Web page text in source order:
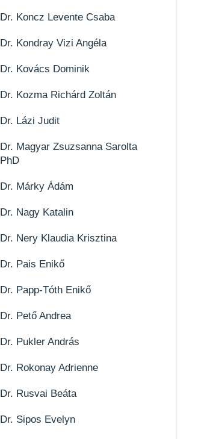
Dr. Koncz Levente Csaba
Dr. Kondray Vizi Angéla
Dr. Kovács Dominik
Dr. Kozma Richárd Zoltán
Dr. Lázi Judit
Dr. Magyar Zsuzsanna Sarolta
PhD
Dr. Márky Ádám
Dr. Nagy Katalin
Dr. Nery Klaudia Krisztina
Dr. Pais Enikő
Dr. Papp-Tóth Enikő
Dr. Pető Andrea
Dr. Pukler András
Dr. Rokonay Adrienne
Dr. Rusvai Beáta
Dr. Sipos Evelyn